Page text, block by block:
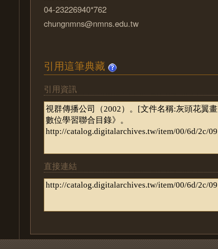
04-23226940*762
chungnmns@nmns.edu.tw
引用這筆典藏
引用資訊
直接連結